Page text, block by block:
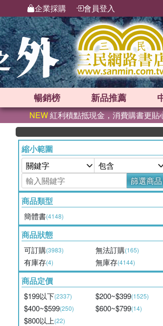
企業採購 會員登入
暢銷榜 新品推薦
NEW紅利積點抵現金，消費購書更貼
縮小範圍
篩選商品
商品類型
簡體書(4148)
商品狀態
可訂購(3983) 無法訂購(165)
有庫存(4) 無庫存(4144)
商品定價
$199以下(2337) $200~$399(1525)
$400~$599(250) $600~$799(14)
$800以上(22)